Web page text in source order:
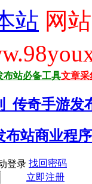
站 网
布站必备工具文章采
登录 找回密码
立即注册